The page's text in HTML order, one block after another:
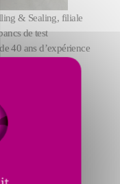
& Sealing, filiale
de test
40 ans d’expérience
France
plusieurs
de partenariat
capacité à
l’ensemble